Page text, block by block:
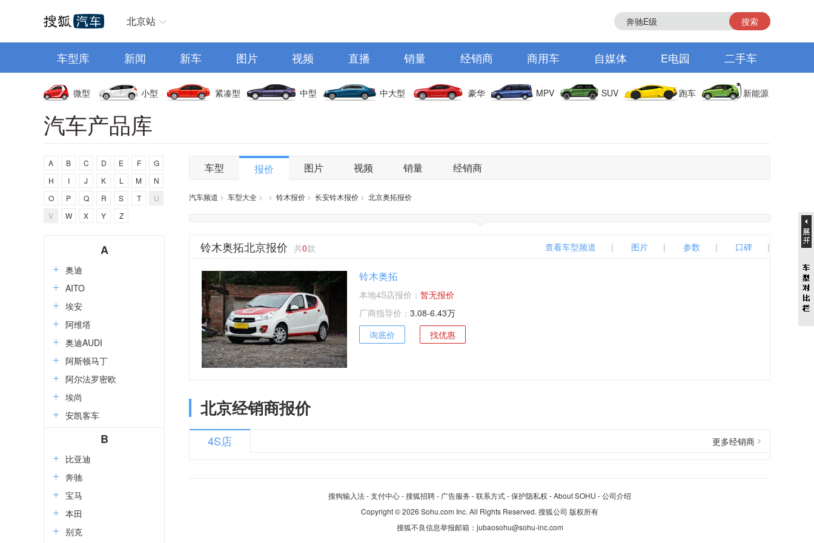
北京站 搜索
车型库 新闻 新车 图片 视频 直播 销量 经销商 商用车 自媒体 E电园 二手车
微型 小型 紧凑型 中型 中大型 豪华 MPV SUV 跑车 新能源
汽车产品库
A B C D E F
G
H
I J K L M
N
O
P Q R S T
U
V
W X Y Z
A
奥迪
AITO
埃安
阿维塔
奥迪AUDI
阿斯顿马丁
阿尔法罗密欧
埃尚
安凯客车
B
比亚迪
奔驰
宝马
本田
别克
车型 报价 图片 视频 销量 经销商
汽车频道 > 车型大全 > > 铃木报价 > 长安铃木报价 > 北京奥拓报价
铃木奥拓北京报价 共0款 查看车型频道 | 图片 | 参数 | 口碑 |
铃木奥拓
本地4S店报价： 暂无报价
厂商指导价： 3.08-6.43万
询底价
找优惠
北京经销商报价
4S店 更多经销商
搜狗输入法-支付中心-搜狐招聘- 广告服务 -联系方式-保护隐私权 -About SOHU -公司介绍
Copyright©2026 Sohu.com Inc. All Rights Reserved. 搜狐公司 版权所有
搜狐不良信息举报邮箱： jubaosohu@sohu-inc.com